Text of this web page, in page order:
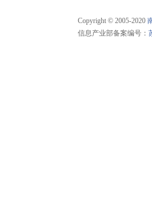
Copyright © 2005-2020
信息产业部备案编号：